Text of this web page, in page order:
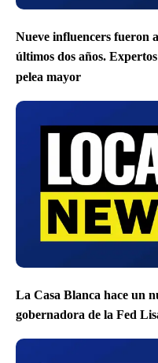
Nueve influencers fueron
últimos dos años.
pelea mayor
La Casa Blanca hace un
gobernadora de la Fed